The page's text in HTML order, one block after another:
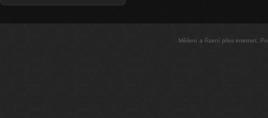
Měření a řízení přes internet,